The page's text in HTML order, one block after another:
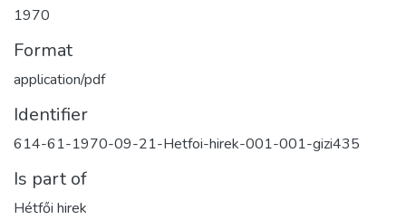
1970
Format
application/pdf
Identifier
614-61-1970-09-21-Hetfoi-hirek-001-001-gizi435
Is part of
Hétfői hirek